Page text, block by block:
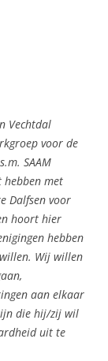
Vechtdal
voor de
SAAM
met
Dalfsen voor
hoort hier
hebben
Wij willen
aan elkaar
die hij/zij wil
uit te